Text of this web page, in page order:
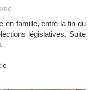
en famille, entre la fin du
législatives. Suite